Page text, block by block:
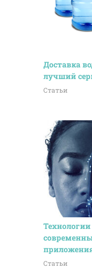
Доставка
лучший
Статьи
Технологии
Статьи